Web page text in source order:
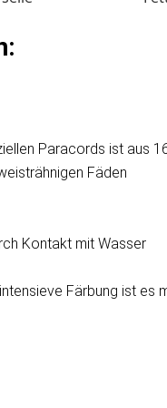
Paracords ist aus
Fäden
Kontakt mit Wasser
Färbung ist